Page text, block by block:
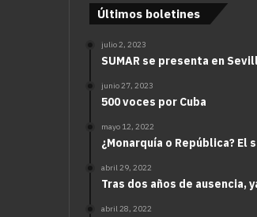
Últimos boletines
julio 2, 2023
SUMAR se presenta en
junio 27, 2023
500 voces por Cuba
mayo 12, 2022
¿Monarquía o República? El
abril 29, 2022
Tras dos años de ausencia,
abril 28, 2022